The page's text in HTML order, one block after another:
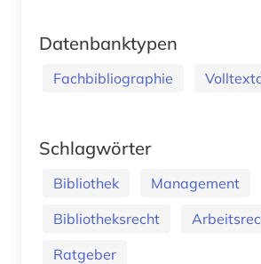
Datenbanktypen
Fachbibliographie
Schlagwörter
Bibliothek
Management
Bibliotheksrecht
Ratgeber